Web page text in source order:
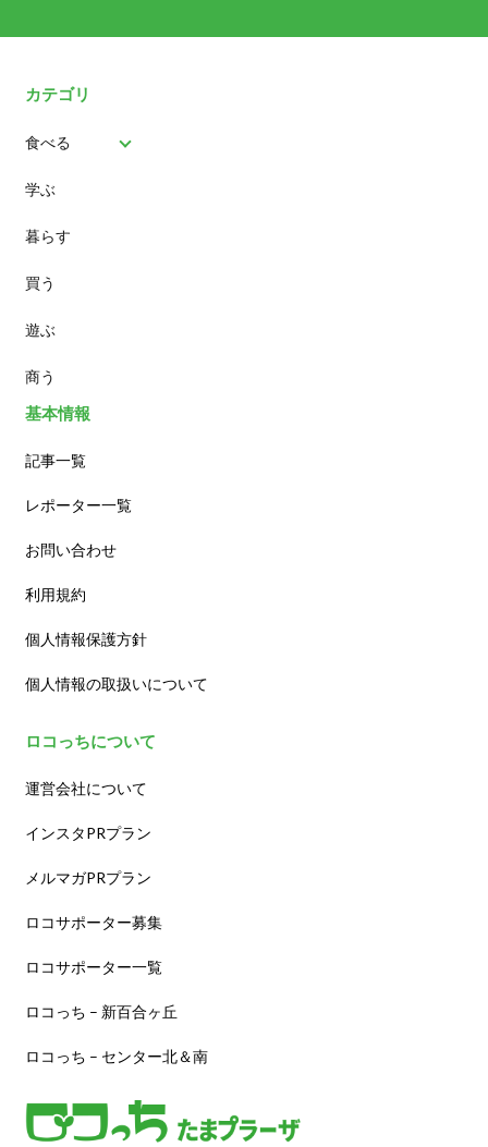
カテゴリ
食べる
パン
スイーツ
ランチ
カフェ
学ぶ
暮らす
買う
遊ぶ
商う
基本情報
記事一覧
レポーター一覧
お問い合わせ
利用規約
個人情報保護方針
個人情報の取扱いについて
ロコっちについて
運営会社について
インスタPRプラン
メルマガPRプラン
ロコサポーター募集
ロコサポーター一覧
ロコっち – 新百合ヶ丘
ロコっち – センター北＆南